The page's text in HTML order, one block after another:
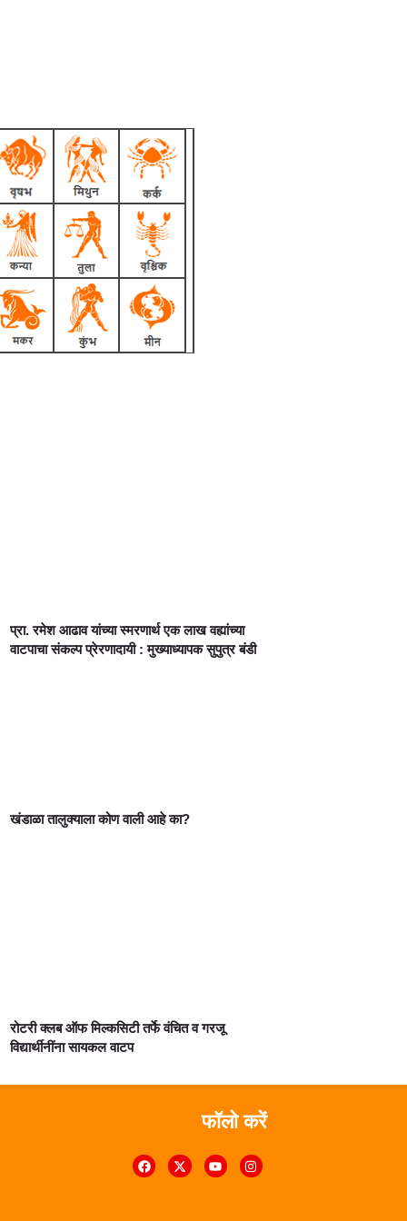
प्रा. रमेश आढाव यांच्या स्मरणार्थ एक लाख वह्यांच्या
वाटपाचा संकल्प प्रेरणादायी : मुख्याध्यापक सुपुत्र बंडी
खंडाळा तालुक्याला कोण वाली आहे का?
रोटरी क्लब ऑफ मिल्कसिटी तर्फे वंचित व गरजू
विद्यार्थीनींना सायकल वाटप
फॉलो करें